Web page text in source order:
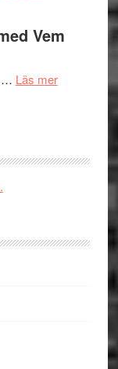
och
Filmrecension:
Shadow
Edge
spännande
Vem
… Läs merom
kan